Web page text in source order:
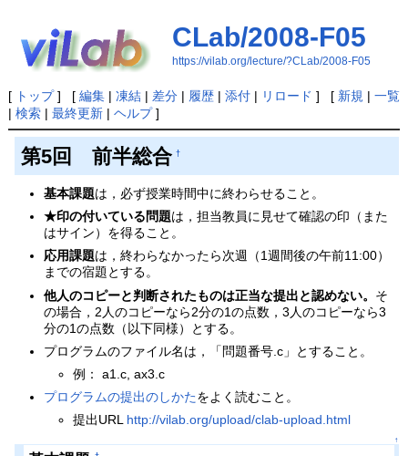
CLab/2008-F05
https://vilab.org/lecture/?CLab/2008-F05
[ トップ] [ 編集| 凍結| 差分| 履歴| 添付| リロード ] [ 新規 | 一覧
| 検索| 最終更新| ヘルプ]
第5回 前半総合 †
基本課題は，必ず授業時間中に終わらせること。
★印の付いている問題は，担当教員に見せて確認の印（また
はサイン）を得ること。
応用課題は，終わらなかったら次週（1週間後の午前11:00）
までの宿題とする。
他人のコピーと判断されたものは正当な提出と認めない。 そ
の場合，2人のコピーなら2分の1の点数，3人のコピーなら3
分の1の点数（以下同様）とする。
プログラムのファイル名は，「問題番号.c」とすること。
例： a1.c, ax3.c
プログラムの提出のしかたをよく読むこと。
提出URL http://vilab.org/upload/clab-upload.html
↑